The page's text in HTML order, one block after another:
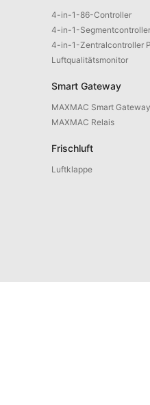
4-in-1-86-Controller
4-in-1-Segmentcontroller
4-in-1-Zentralcontroller
Luftqualitätsmonitor
Smart Gateway
MAXMAC Smart Gateway
MAXMAC Relais
Frischluft
Luftklappe